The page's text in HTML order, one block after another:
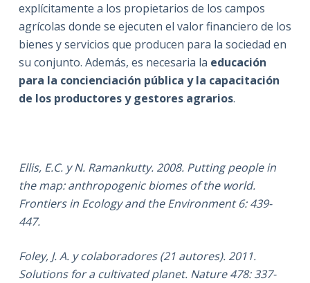
explícitamente a los propietarios de los campos
agrícolas donde se ejecuten el valor financiero de los
bienes y servicios que producen para la sociedad en
su conjunto. Además, es necesaria la educación
para la concienciación pública y la capacitación
de los productores y gestores agrarios.
Ellis, E.C. y N. Ramankutty. 2008. Putting people in
the map: anthropogenic biomes of the world.
Frontiers in Ecology and the Environment 6: 439-
447.
Foley, J. A. y colaboradores (21 autores). 2011.
Solutions for a cultivated planet. Nature 478: 337-